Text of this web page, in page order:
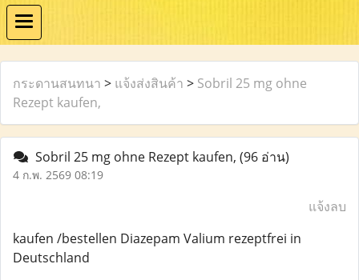
กระดานสนทนา > แจ้งส่งสินค้า > Sobril 25 mg ohne
Rezept kaufen,
Sobril 25 mg ohne Rezept kaufen, (96 อ่าน)
4 ก.พ. 2569 08:19
แจ้งลบ
kaufen /bestellen Diazepam Valium rezeptfrei in
Deutschland